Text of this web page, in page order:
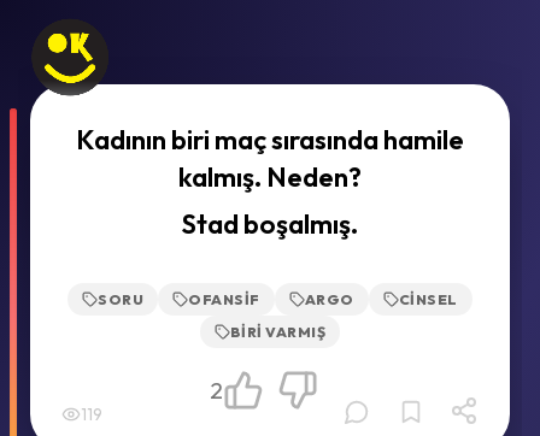
Kadının biri maç sırasında hamile
kalmış. Neden?
Stad boşalmış.
SORU OFANSIF ARGO
CINSEL
BIRI VARMIŞ
119
2